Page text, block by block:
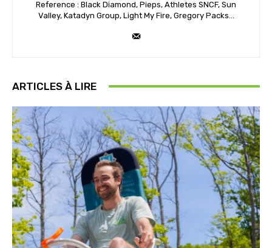
Reference : Black Diamond, Pieps, Athletes SNCF, Sun
Valley, Katadyn Group, Light My Fire, Gregory Packs...
ARTICLES À LIRE